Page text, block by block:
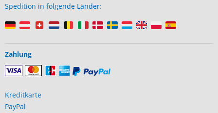
Spedition in folgende Länder:
Zahlung
Kreditkarte
PayPal